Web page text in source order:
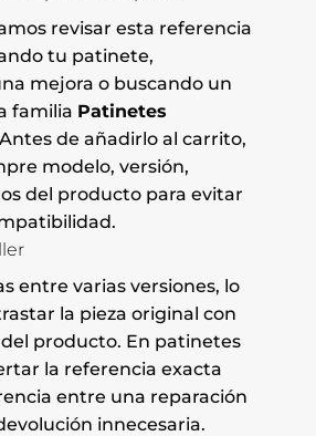
revisar esta referencia
tu patinete,
mejora o buscando un
familia Patinetes
de añadirlo al carrito,
modelo, versión,
del producto para evitar
entre varias versiones, lo
la pieza original con
producto. En patinetes
la referencia exacta
entre una reparación
innecesaria.